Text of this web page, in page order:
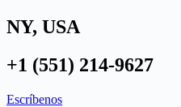
NY, USA
+1 (551) 214-9627‬
Escríbenos